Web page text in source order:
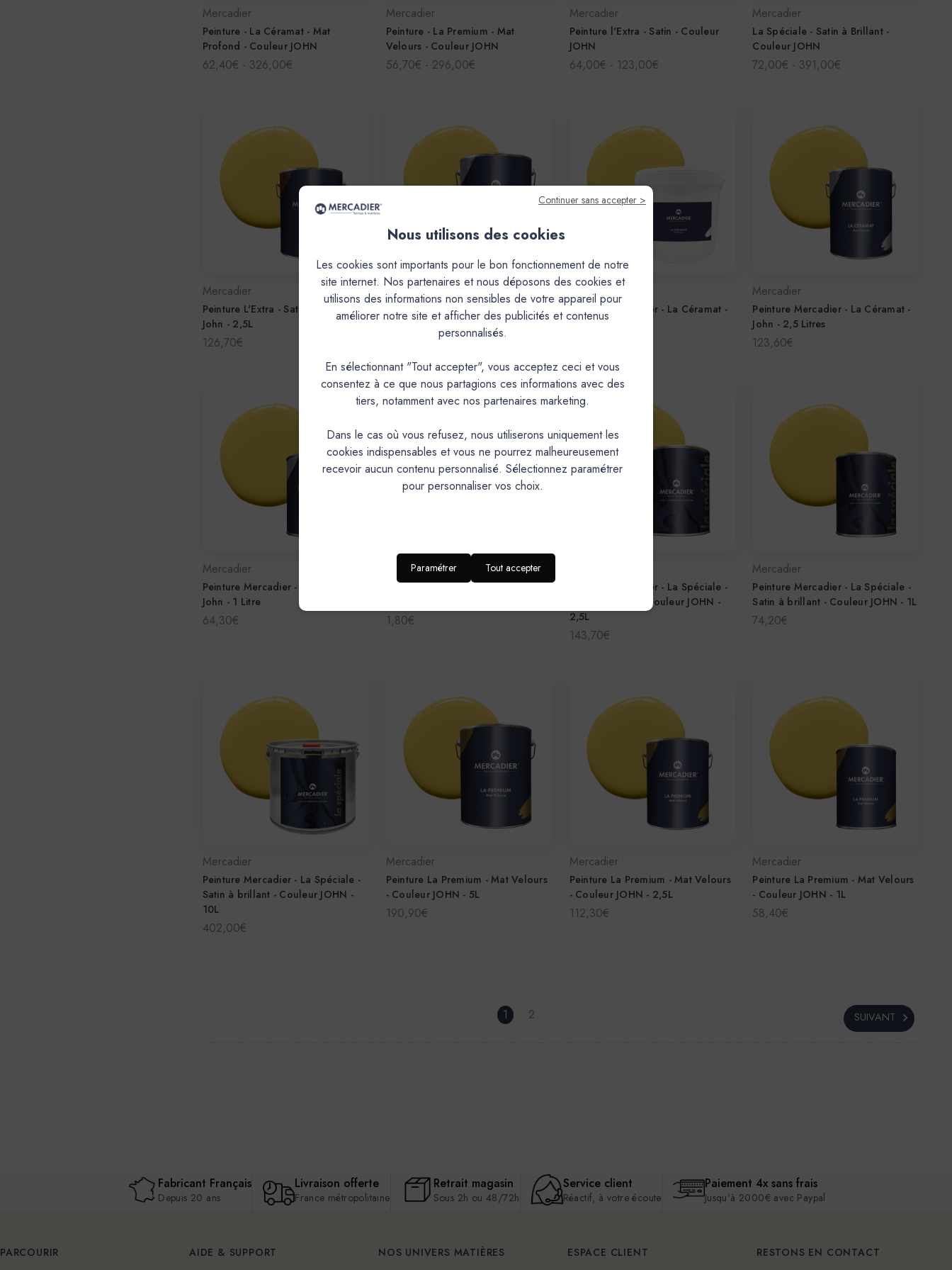
Mercadier
Peinture - La Céramat - Mat
Profond - Couleur JOHN
62,40€ - 326,00€
Mercadier
Peinture - La Premium - Mat
Velours - Couleur JOHN
56,70€ - 296,00€
Mercadier
Peinture l'Extra - Satin - Couleur
JOHN
64,00€ - 123,00€
Mercadier
La Spéciale - Satin à Brillant -
Couleur JOHN
72,00€ - 391,00€
Mercadier
Peinture L'Extra - Satin - Couleur
John - 2,5L
126,70€
Mercadier
Peinture Mercadier - La Céramat -
John - 5 Litres
Mercadier
Peinture Mercadier - La Céramat -
John - 10 Litres
Mercadier
Peinture Mercadier - La Céramat -
John - 2,5 Litres
123,60€
Mercadier
Peinture Mercadier - La Céramat -
John - 1 Litre
64,30€
Mercadier
Peinture Mercadier - Feuille Format
1,80€
Peinture Mercadier - La Spéciale -
Satin à brillant - Couleur JOHN -
2,5L
143,70€
Mercadier
Peinture Mercadier - La Spéciale -
Satin à brillant - Couleur JOHN - 1L
74,20€
Mercadier
Peinture Mercadier - La Spéciale -
Satin à brillant - Couleur JOHN -
10L
402,00€
Mercadier
Peinture La Premium - Mat Velours
- Couleur JOHN - 5L
190,90€
Mercadier
Peinture La Premium - Mat Velours
- Couleur JOHN - 2,5L
112,30€
Mercadier
Peinture La Premium - Mat Velours
- Couleur JOHN - 1L
58,40€
1 2 SUIVANT
Fabricant Français
Depuis 20 ans
Livraison offerte
France métropolitaine
Retrait magasin
Sous 2h ou 48/72h
Service client
Réactif, à votre écoute
Paiement 4x sans frais
Jusqu'à 2000€ avec Paypal
PARCOURIR AIDE & SUPPORT NOS UNIVERS MATIÈRES ESPACE CLIENT RESTONS EN CONTACT
Continuer sans accepter >
Nous utilisons des cookies
Les cookies sont importants pour le bon fonctionnement de notre
site internet. Nos partenaires et nous déposons des cookies et
utilisons des informations non sensibles de votre appareil pour
améliorer notre site et afficher des publicités et contenus
personnalisés.
En sélectionnant "Tout accepter", vous acceptez ceci et vous
consentez à ce que nous partagions ces informations avec des
tiers, notamment avec nos partenaires marketing.
Dans le cas où vous refusez, nous utiliserons uniquement les
cookies indispensables et vous ne pourrez malheureusement
recevoir aucun contenu personnalisé. Sélectionnez paramétrer
pour personnaliser vos choix.
Paramétrer Tout accepter